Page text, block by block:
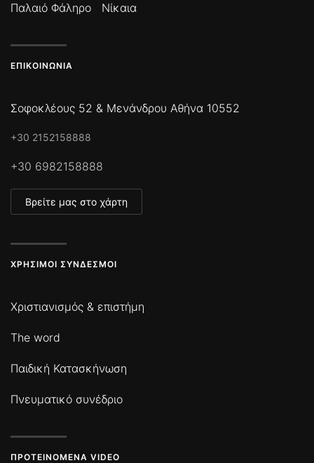
Παλαιό Φάληρο
Νίκαια
ΕΠΙΚΟΙΝΩΝΊΑ
Σοφοκλέους 52 & Μενάνδρου Αθήνα 10552
+30 2152158888
+30 6982158888
Βρείτε μας στο χάρτη
ΧΡΉΣΙΜΟΙ ΣΎΝΔΕΣΜΟΙ
Χριστιανισμός & επιστήμη
The word
Παιδική Κατασκήνωση
Πνευματικό συνέδριο
ΠΡΟΤΕΙΝΌΜΕΝΑ VIDEO